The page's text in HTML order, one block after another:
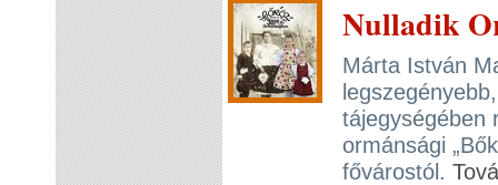
Nulladik
Márta István
tájegységében
ormánsági
fővárostól.